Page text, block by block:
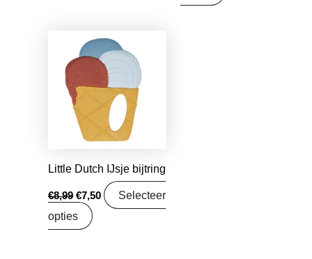
Little Dutch IJsje bijtring
€8,99
Oorspronkelijke
prijs
was:
€8,99.
€7,50
Huidige
prijs
is:
€7,50.
Selecteer
opties